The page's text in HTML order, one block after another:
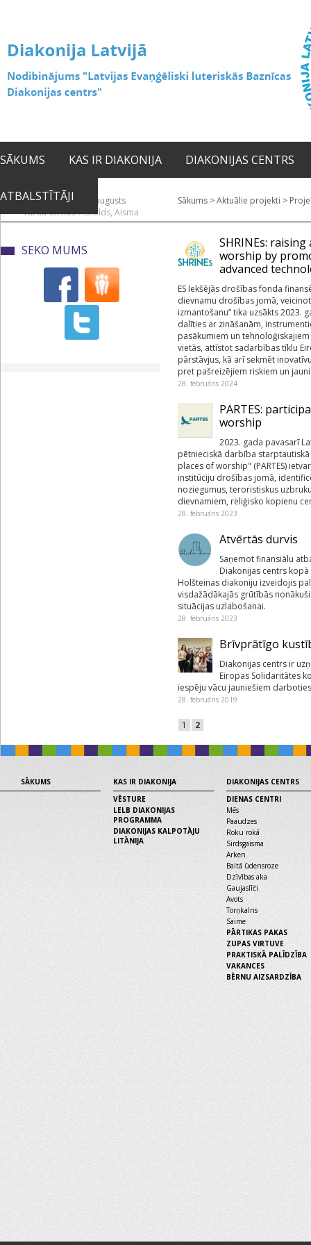
SĀKUMS KAS IR DIAKONIJA DIAKONIJAS CENTRS
ATBALSTĪTĀJI2026. gada 06. augusts
Vārda dienas: Askolds, Aisma
Sākums >Aktuālie projekti >
SEKO MUMS
SHRINEs:
worship by
advanced
ES Iekšējās drošības fonda
dievnamu drošības jomā,
izmantošanu” tika uzsākts 2023.
dalīties ar zināšanām,
pasākumiem un
vietās, attīstot sadarbības tīklu
pārstāvjus, kā arī sekmēt
pret pašreizējiem riskiem un
28. februāris 2024
PARTES:
worship
2023. gada pavasarī
pētnieciskā darbība
places of worship" (PARTES)
institūciju drošības jomā,
noziegumus, teroristiskus
dievnamiem, reliģisko kopienu
28. februāris 2023
Atvērtās durvis
Saņemot finansiālu
Diakonijas centrs
Holšteinas diakoniju izveidojis
visdažādākajās grūtībās
situācijas uzlabošanai.
28. februāris 2023
Brīvprātīgo
Diakonijas centrs ir
Eiropas Solidaritātes
iespēju vācu jauniešiem
28. februāris 2019
1 2
SĀKUMS
KAS IR DIAKONIJA
VĒSTURE
LELB DIAKONIJAS
PROGRAMMA
DIAKONIJAS KALPOTĀJU
LITĀNIJA
DIAKONIJAS CENTRS
DIENAS CENTRI
Mēs
Paaudzes
Roku rokā
Sirdsgaisma
Arken
Baltā ūdensroze
Dzīvības aka
Gaujaslīči
Avots
Torņkalns
Saime
PĀRTIKAS PAKAS
ZUPAS VIRTUVE
PRAKTISKĀ PALĪDZĪBA
VAKANCES
BĒRNU AIZSARDZĪBA